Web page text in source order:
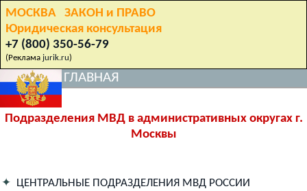
МОСКВА ЗАКОН и ПРАВО
Юридическая консультация
+7 (800) 350-56-79
(Реклама jurik.ru)
ГЛАВНАЯ
Подразделения МВД в административных округах г.
Москвы
✦ ЦЕНТРАЛЬНЫЕ ПОДРАЗДЕЛЕНИЯ МВД РОССИИ